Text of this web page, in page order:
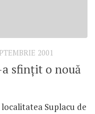
2001
a sfinţit o nouă
Suplacu de